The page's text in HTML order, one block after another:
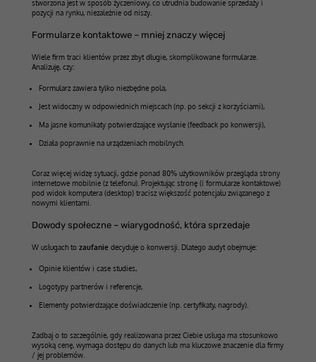
stworzona jest w sposób życzeniowy, co utrudnia budowanie sprzedaży i
pozycji na rynku, niezależnie od niszy.
Formularze kontaktowe – mniej znaczy więcej
Wiele firm traci klientów przez zbyt długie, skomplikowane formularze.
Analizuję, czy:
Formularz zawiera tylko niezbędne pola,
Jest widoczny w odpowiednich miejscach (np. po sekcji z korzyściami),
Ma jasne komunikaty potwierdzające wysłanie (feedback po konwersji),
Działa poprawnie na urządzeniach mobilnych.
Coraz więcej widzę sytuacji, gdzie ponad 80% użytkowników przegląda strony
internetowe mobilnie (z telefonu). Projektując stronę (i formularze kontaktowe)
pod widok komputera (desktop) tracisz większość potencjału związanego z
nowymi klientami.
Dowody społeczne – wiarygodność, która sprzedaje
W usługach to zaufaniedecyduje o konwersji. Dlatego audyt obejmuje:
Opinie klientów i case studies,
Logotypy partnerów i referencje,
Elementy potwierdzające doświadczenie (np. certyfikaty, nagrody).
Zadbaj o to szczególnie, gdy realizowana przez Ciebie usługa ma stosunkowo
wysoką cenę, wymaga dostępu do danych lub ma kluczowe znaczenie dla firmy
/ jej problemów.